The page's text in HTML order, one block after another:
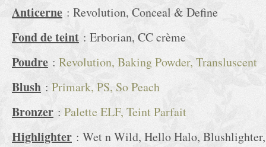
Anticerne : Revolution, Conceal & Define
Fond de teint : Erborian, CC crème
Poudre : Revolution, Baking Powder, Transluscent
Blush : Primark, PS, So Peach
Bronzer : Palette ELF, Teint Parfait
Highlighter : Wet n Wild, Hello Halo,